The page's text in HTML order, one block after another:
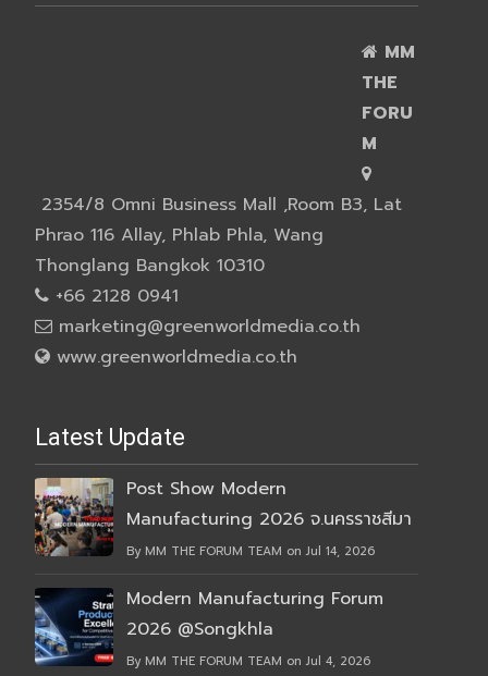
MM
THE
FORU
M
2354/8 Omni Business Mall ,Room B3, Lat
Phrao 116 Allay, Phlab Phla, Wang
Thonglang Bangkok 10310
+66 2128 0941
marketing@greenworldmedia.co.th
www.greenworldmedia.co.th
Latest Update
Post Show Modern
Manufacturing 2026 จ.นครราชสีมา
By MM THE FORUM TEAM on Jul 14, 2026
Modern Manufacturing Forum
2026 @Songkhla
By MM THE FORUM TEAM on Jul 4, 2026